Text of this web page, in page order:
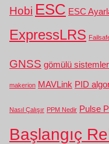
Hobi ESC ESC
ExpressLRS
GNSS gömülü sistemler
makerion MAVLink PID
Nasıl Çalışır PPM Nedir Pulse
Başlangıç